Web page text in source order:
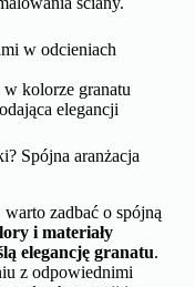
gresowe, czyli
kolorze granatowym,
lub płytki
farbą na
ściany.
w odcieniach